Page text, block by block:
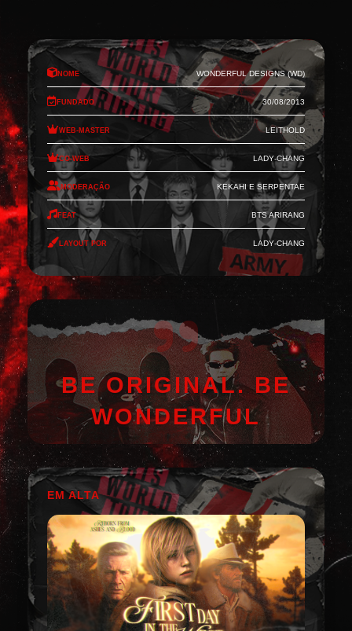
Nome Wonderful Designs (WD)
Fundado 30/08/2013
Web-Master Leithold
Co-Web Lady-Chang
Moderação Kekahi e Serpentae
Feat BTS Arirang
Layout por Lady-Chang
BE ORIGINAL. BE
WONDERFUL
EM ALTA